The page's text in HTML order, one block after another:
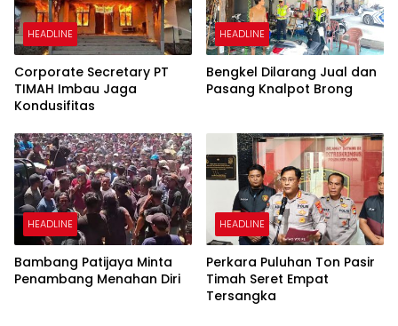
HEADLINE
Corporate Secretary PT
TIMAH Imbau Jaga
Kondusifitas
HEADLINE
Bengkel Dilarang Jual dan
Pasang Knalpot Brong
HEADLINE
Bambang Patijaya Minta
Penambang Menahan Diri
HEADLINE
Perkara Puluhan Ton Pasir
Timah Seret Empat
Tersangka